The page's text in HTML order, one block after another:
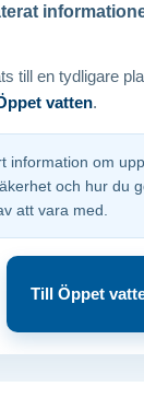
till en tydligare
vatten.
information om
och hur du
att vara med.
Till Öppet